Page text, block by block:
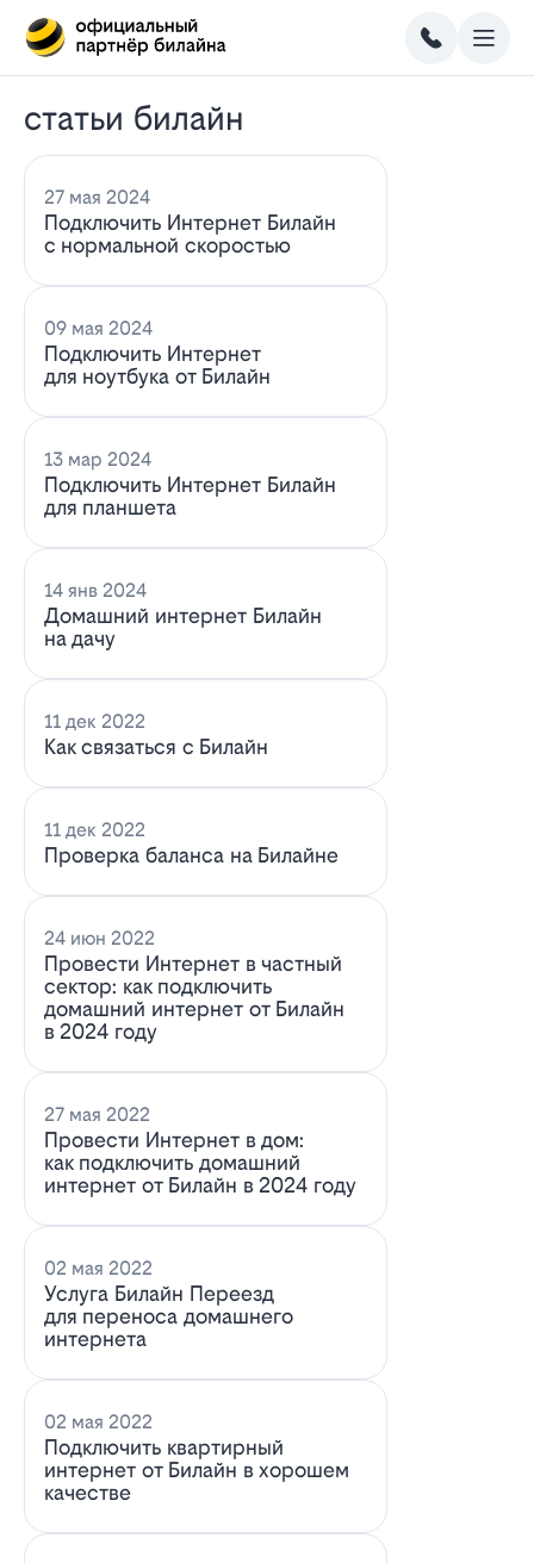
статьи билайн
27 мая 2024
Подключить Интернет Билайн
с нормальной скоростью
09 мая 2024
Подключить Интернет
для ноутбука от Билайн
13 мар 2024
Подключить Интернет Билайн
для планшета
14 янв 2024
Домашний интернет Билайн
на дачу
11 дек 2022
Как связаться с Билайн
11 дек 2022
Проверка баланса на Билайне
24 июн 2022
Провести Интернет в частный
сектор: как подключить
домашний интернет от Билайн
в 2024 году
27 мая 2022
Провести Интернет в дом:
как подключить домашний
интернет от Билайн в 2024 году
02 мая 2022
Услуга Билайн Переезд
для переноса домашнего
интернета
02 мая 2022
Подключить квартирный
интернет от Билайн в хорошем
качестве